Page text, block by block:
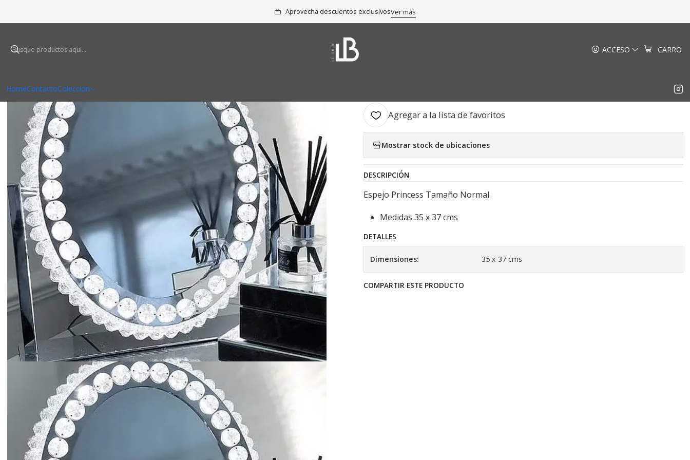
ACCESO CARRO
HomeContactoColección
Aprovecha descuentos exclusivosVer más
Colección Espejos Espejo Princess Tamaño Normal
Espejo Princess Tamaño Normal
Agregar a la lista de favoritos
Mostrar stock de ubicaciones
DESCRIPCIÓN
Espejo Princess Tamaño Normal.
Medidas 35 x 37 cms
DETALLES
Dimensiones: 35 x 37 cms
COMPARTIR ESTE PRODUCTO